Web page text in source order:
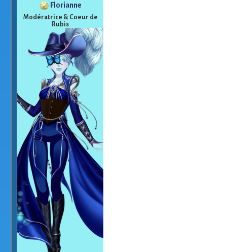
Florianne
Modératrice & Coeur de
Rubis